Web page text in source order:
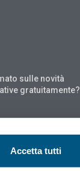
Accetta tutti
sulle novità
gratuitamente?